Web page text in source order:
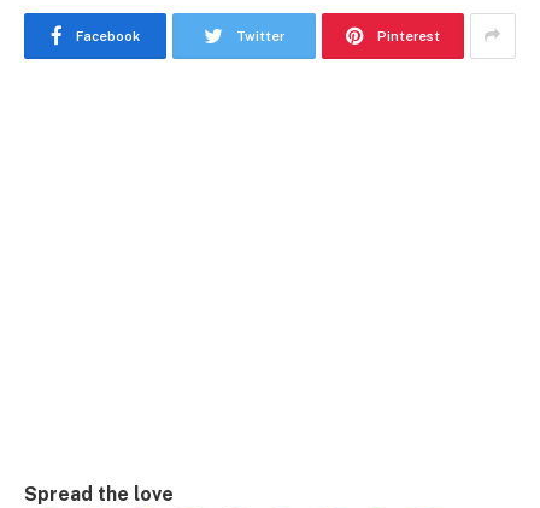
Facebook Twitter Pinterest
Spread the love